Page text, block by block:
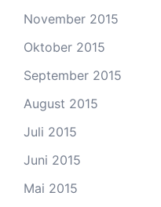
November 2015
Oktober 2015
September 2015
August 2015
Juli 2015
Juni 2015
Mai 2015